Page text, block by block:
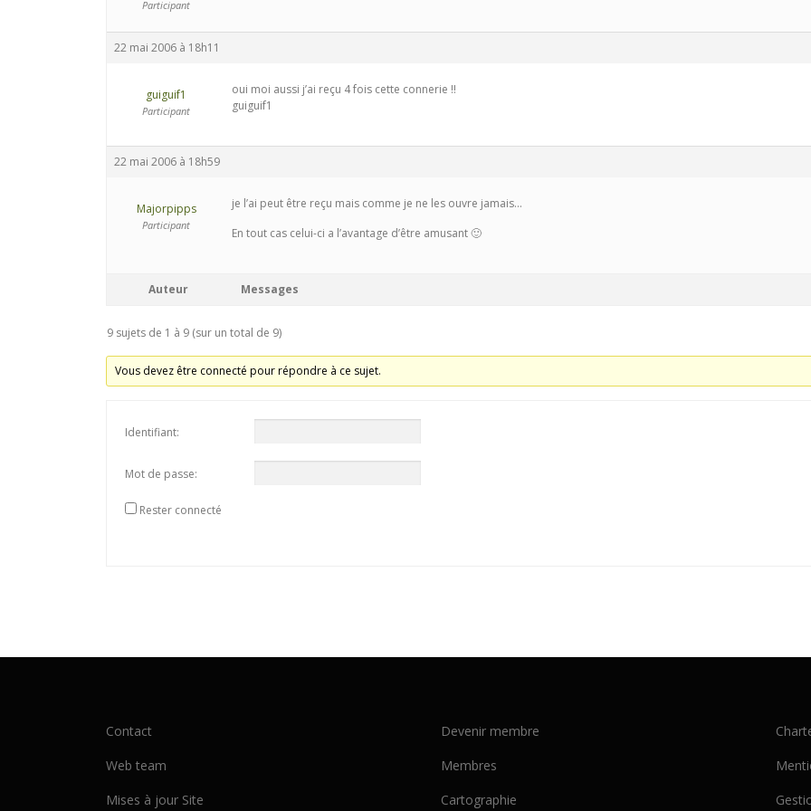
Participant
22 mai 2006 à 18h11
guiguif1
Participant
oui moi aussi j’ai reçu 4 fois cette connerie !!
guiguif1
22 mai 2006 à 18h59
Majorpipps
Participant
je l’ai peut être reçu mais comme je ne les ouvre jamais…
En tout cas celui-ci a l’avantage d’être amusant 🙂
Auteur Messages
9 sujets de 1 à 9 (sur un total de 9)
Vous devez être connecté pour répondre à ce sujet.
Identifiant:
Mot de passe:
Rester connecté
Contact
Web team
Mises à jour Site
Devenir membre
Membres
Cartographie